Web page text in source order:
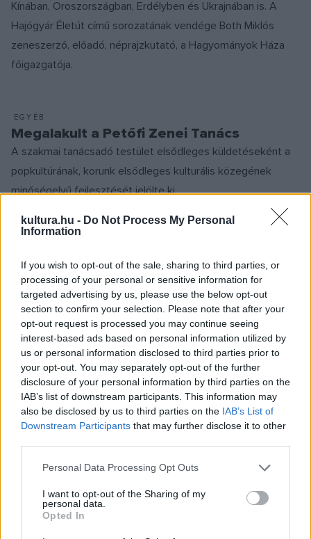
kultura.hu - Do Not Process My Personal
Information
If you wish to opt-out of the sale, sharing to third parties, or
processing of your personal or sensitive information for
targeted advertising by us, please use the below opt-out
section to confirm your selection. Please note that after your
opt-out request is processed you may continue seeing
interest-based ads based on personal information utilized by
us or personal information disclosed to third parties prior to
your opt-out. You may separately opt-out of the further
disclosure of your personal information by third parties on the
IAB’s list of downstream participants. This information may
also be disclosed by us to third parties on the IAB’s List of
Downstream Participants that may further disclose it to other
Please note that this website/app uses one or more Google
not limited to your visit or usage behaviour. You may click to
grant or deny consent to Google and its third-party tags to
use your data for below specified purposes in below Google
Personal Data Processing Opt Outs
I want to opt-out of the Sharing of my
personal data.
Opted In
Kínában, Oroszországban, Erdélyben és Ukrajnában is. A
Hajógyár Életút című sorozatának vendége Both Miklós
zeneszerző, előadó, néprajzkutató, a Hagyományok Háza
főigazgatója.
EGYÉB
Megalakult a Petőfi Zenei Tanács
A szakmai tanácsadó testület elsődleges küldetéseként a
popkultúrának, korunk elsődleges kulturális közegének
minőségelvű fejlesztését jelölte ki.
„A következő év fontos változásokat
hoz” – Both Miklós a Hagyományok Háza
megújulásáról
Zeneszerző, előadóművész, tudományos kutató,
menedzser, zenekar-alapító, zsűritag és a következő négy
évben intézményvezető. Úgy tűnik, mintha az ő kedvéért
minden egyes nap 24 órája 48-ra növekedne. Alig múlt 41
éves. Both Miklós egy éve áll a Hagyományok Háza élén.
Polyphony Projektnek
Átadták az Európai Parlament Európai Polgár díját az ukrajnai
zenei folklórral foglalkozó Polyphony Projektnek. A díjat az